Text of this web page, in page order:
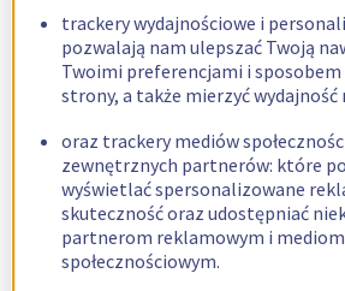
trackery wydajnościowe i
pozwalają nam ulepszać Twoją
Twoimi preferencjami i
strony, a także mierzyć wydajność
oraz trackery mediów
zewnętrznych partnerów: które
wyświetlać spersonalizowane
skuteczność oraz udostępniać
partnerom reklamowym i mediom
społecznościowym.